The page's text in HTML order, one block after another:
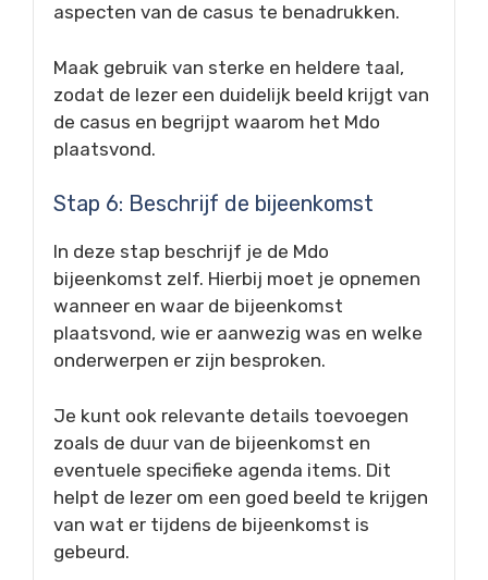
aspecten van de casus te benadrukken.
Maak gebruik van sterke en heldere taal,
zodat de lezer een duidelijk beeld krijgt van
de casus en begrijpt waarom het Mdo
plaatsvond.
Stap 6: Beschrijf de bijeenkomst
In deze stap beschrijf je de Mdo
bijeenkomst zelf. Hierbij moet je opnemen
wanneer en waar de bijeenkomst
plaatsvond, wie er aanwezig was en welke
onderwerpen er zijn besproken.
Je kunt ook relevante details toevoegen
zoals de duur van de bijeenkomst en
eventuele specifieke agenda items. Dit
helpt de lezer om een goed beeld te krijgen
van wat er tijdens de bijeenkomst is
gebeurd.